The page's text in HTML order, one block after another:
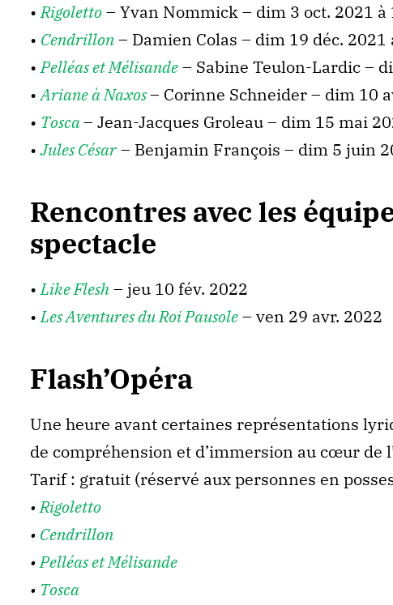
•Rigoletto– Yvan Nommick – dim 3 oct. 2021
• Cendrillon– Damien Colas – dim 19 déc.
•Pelléas et Mélisande– Sabine Teulon-Lardic –
•Ariane à Naxos– Corinne Schneider – dim 10
• Tosca– Jean-Jacques Groleau – dim 15 mai
•Jules César– Benjamin François – dim 5 juin
Rencontres avec les
spectacle
•Like Flesh– jeu 10 fév. 2022
•Les Aventures du Roi Pausole– ven 29 avr. 2022
Flash’Opéra
Une heure avant certaines représentations
de compréhension et d’immersion au cœur de
Tarif : gratuit (réservé aux personnes en
•Rigoletto
• Cendrillon
•Pelléas et Mélisande
• Tosca